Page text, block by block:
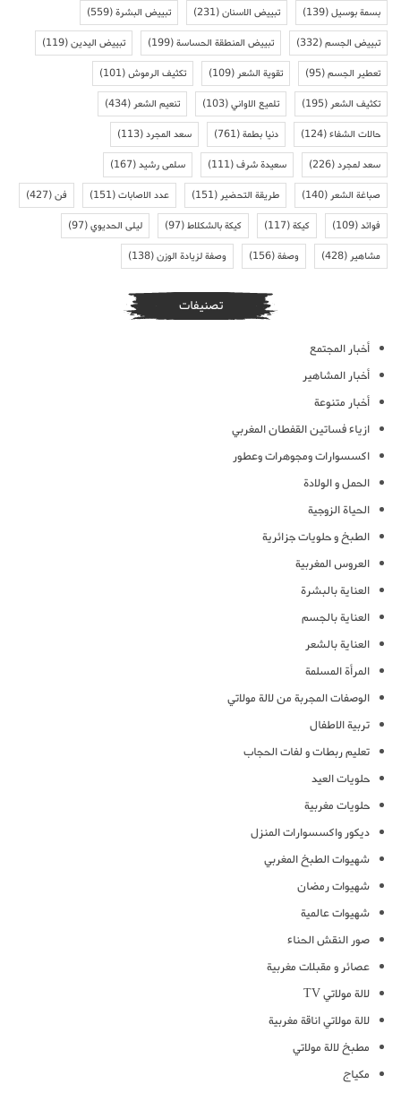
بسمة بوسيل(139) تبييض الاسنان(231) تبييض البشرة(559)
تبييض الجسم(332) تبييض المنطقة الحساسة(199) تبييض اليدين(119)
تعطير الجسم(95) تقوية الشعر(109) تكثيف الرموش(101)
تكثيف الشعر(195) تلميع الاواني(103) تنعيم الشعر(434)
حالات الشفاء(124) دنيا بطمة(761) سعد المجرد(113)
سعد لمجرد(226) سعيدة شرف(111) سلمى رشيد(167)
صباغة الشعر(140) طريقة التحضير(151) عدد الاصابات(151) فن(427)
فوائد(109) كيكة(117) كيكة بالشكلاط(97) ليلى الحديوي(97)
مشاهير(428) وصفة(156) وصفة لزيادة الوزن(138)
تصنيفات
أخبار المجتمع
أخبار المشاهير
أخبار متنوعة
ازياء فساتين القفطان المغربي
اكسسوارات ومجوهرات وعطور
الحمل و الولادة
الحياة الزوجية
الطبخ و حلويات جزائرية
العروس المغربية
العناية بالبشرة
العناية بالجسم
العناية بالشعر
المرأة المسلمة
الوصفات المجربة من لالة مولاتي
تربية الاطفال
تعليم ربطات و لفات الحجاب
حلويات العيد
حلويات مغربية
ديكور واكسسوارات المنزل
شهيوات الطبخ المغربي
شهيوات رمضان
شهيوات عالمية
صور النقش الحناء
عصائر و مقبلات مغربية
لالة مولاتي TV
لالة مولاتي اناقة مغربية
مطبخ لالة مولاتي
مكياج